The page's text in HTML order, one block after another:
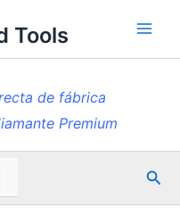
Tools
de fábrica
Premium